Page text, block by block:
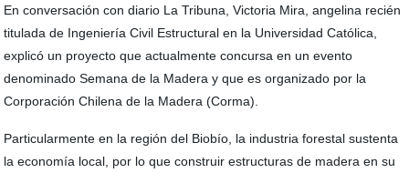
En conversación con diario La Tribuna, Victoria Mira, angelina recién
titulada de Ingeniería Civil Estructural en la Universidad Católica,
explicó un proyecto que actualmente concursa en un evento
denominado Semana de la Madera y que es organizado por la
Corporación Chilena de la Madera (Corma).
Particularmente en la región del Biobío, la industria forestal sustenta
la economía local, por lo que construir estructuras de madera en su